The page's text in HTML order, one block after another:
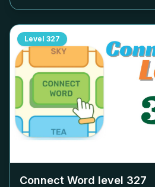
Level 327
Connect Word level 327